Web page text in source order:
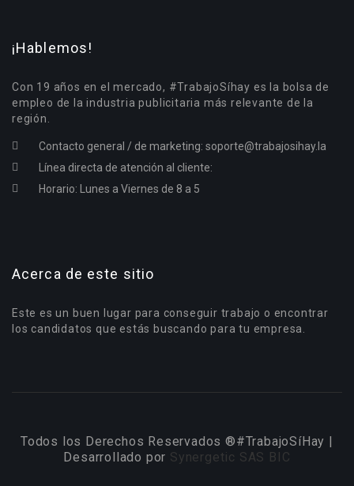
¡Hablemos!
Con 19 años en el mercado, #TrabajoSíhay es la bolsa de
empleo de la industria publicitaria más relevante de la
región.
Contacto general / de marketing: soporte@trabajosihay.la
Línea directa de atención al cliente:
Horario: Lunes a Viernes de 8 a 5
Acerca de este sitio
Este es un buen lugar para conseguir trabajo o encontrar
los candidatos que estás buscando para tu empresa.
Todos los Derechos Reservados ®#TrabajoSíHay |
Desarrollado por Synergetic SAS BIC